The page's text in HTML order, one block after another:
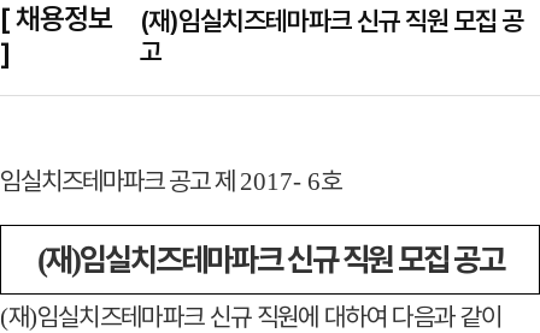
[ 채용정보
]
(재)임실치즈테마파크 신규 직원 모집 공
고
임실치즈테마파크 공고 제 2017- 6호
(재)임실치즈테마파크 신규 직원 모집 공고
(재)임실치즈테마파크 신규 직원에 대하여 다음과같이